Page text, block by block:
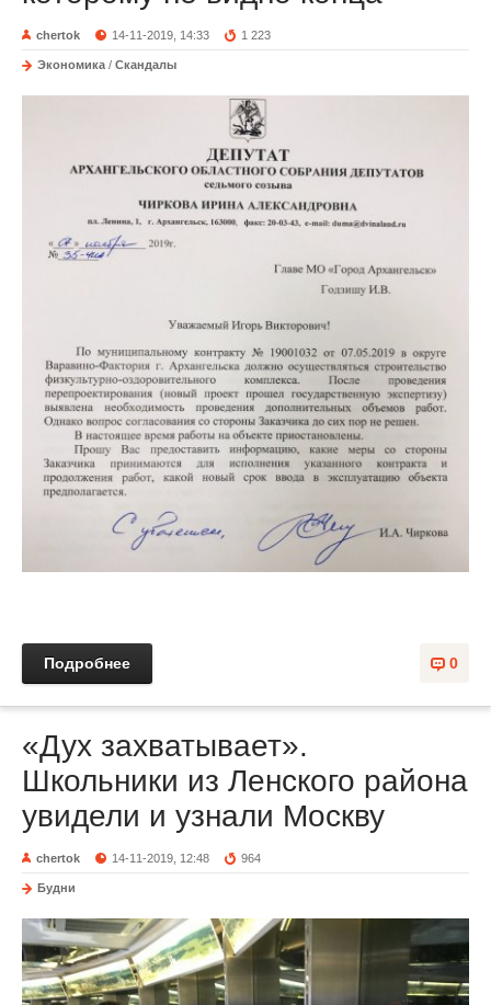
chertok 14-11-2019, 14:33 1 223
Экономика / Скандалы
0
Подробнее
«Дух захватывает».
Школьники из Ленского района
увидели и узнали Москву
chertok 14-11-2019, 12:48 964
Будни